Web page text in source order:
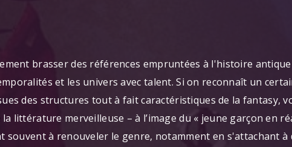
brasser des références empruntées à l'histoire
et les univers avec talent. Si on reconnaît un
des structures tout à fait caractéristiques de la fantasy,
littérature merveilleuse – à l’image du « jeune garçon en
souvent à renouveler le genre, notamment en s'attachant à